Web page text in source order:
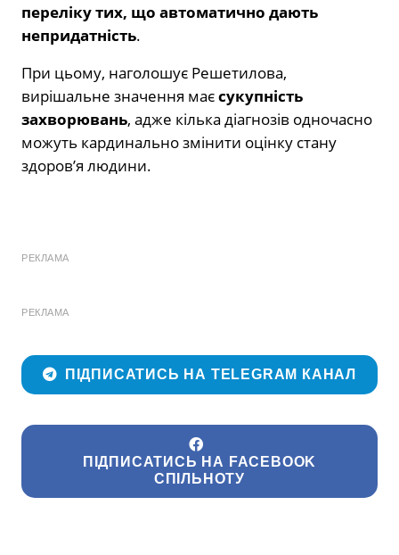
переліку тих, що автоматично дають
непридатність.
При цьому, наголошує Решетилова,
вирішальне значення маєсукупність
захворювань, адже кілька діагнозів одночасно
можуть кардинально змінити оцінку стану
здоров’я людини.
РЕКЛАМА
РЕКЛАМА
ПІДПИСАТИСЬ НА TELEGRAM КАНАЛ
ПІДПИСАТИСЬ НА FACEBOOK
СПІЛЬНОТУ